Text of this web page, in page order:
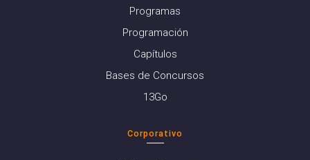
Programas
Programación
Capítulos
Bases de Concursos
13Go
Corporativo